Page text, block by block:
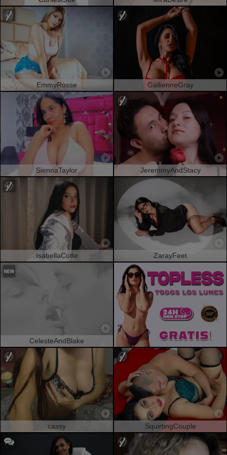
EmmyRosse GallienneGray
SiennaTaylor JeremmyAndStacy
IsabellaCutte ZarayFeet
CelesteAndBlake
cassy SquirtingCouple